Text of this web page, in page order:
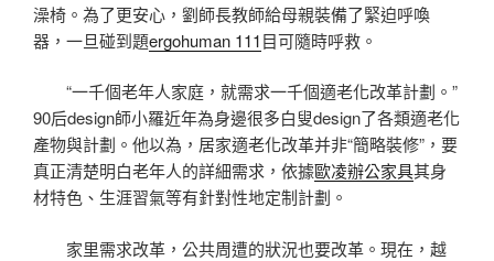
澡椅。為了更安心，劉師長教師給母親裝備了緊迫呼喚
器，一旦碰到題ergohuman 111目可隨時呼救。
“一千個老年人家庭，就需求一千個適老化改革計劃。”
90后design師小羅近年為身邊很多白叟design了各類適老化
產物與計劃。他以為，居家適老化改革并非“簡略裝修”，要
真正清楚明白老年人的詳細需求，依據歐凌辦公家具其身
材特色、生涯習氣等有針對性地定制計劃。
家里需求改革，公共周遭的狀況也要改革。現在，越